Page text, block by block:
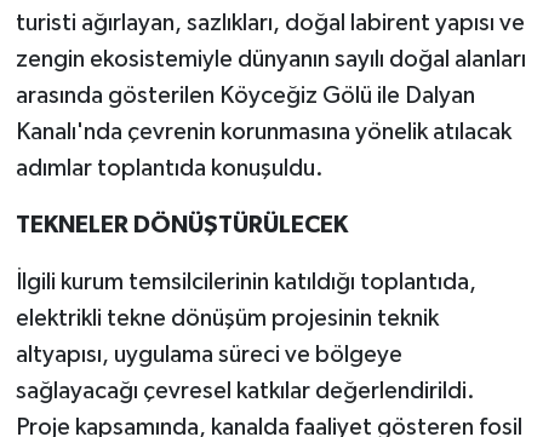
turisti ağırlayan, sazlıkları, doğal labirent yapısı ve
zengin ekosistemiyle dünyanın sayılı doğal alanları
arasında gösterilen Köyceğiz Gölü ile Dalyan
Kanalı'nda çevrenin korunmasına yönelik atılacak
adımlar toplantıda konuşuldu.
TEKNELER DÖNÜŞTÜRÜLECEK
İlgili kurum temsilcilerinin katıldığı toplantıda,
elektrikli tekne dönüşüm projesinin teknik
altyapısı, uygulama süreci ve bölgeye
sağlayacağı çevresel katkılar değerlendirildi.
Proje kapsamında, kanalda faaliyet gösteren fosil